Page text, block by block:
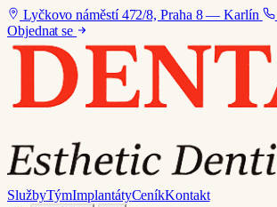
Lyčkovo náměstí 472/8, Praha 8 — Karlín
Objednat se
SlužbyTýmImplantátyCeníkKontakt